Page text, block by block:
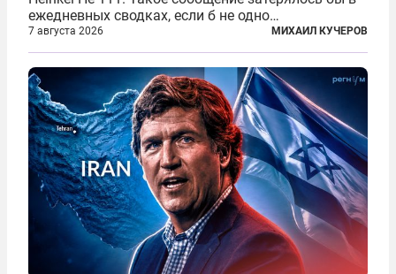
ежедневных сводках, если б не одно
обстоятельство. Это был один из первых в
истории отечественной авиации ночных таранов.
У пилота — младшего лейтенанта...
7 августа 2026 МИХАИЛ КУЧЕРОВ